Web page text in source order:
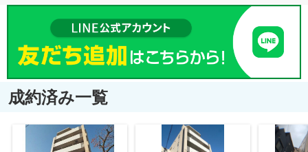
成約済み一覧